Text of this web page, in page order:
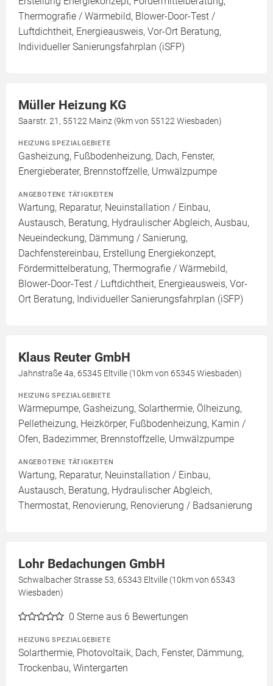
Thermografie / Wärmebild, Blower-Door-Test /
Luftdichtheit, Energieausweis, Vor-Ort Beratung,
Individueller Sanierungsfahrplan (iSFP)
Müller Heizung KG
Saarstr. 21, 55122 Mainz (9km von 55122 Wiesbaden)
HEIZUNG SPEZIALGEBIETE
Gasheizung, Fußbodenheizung, Dach, Fenster,
Energieberater, Brennstoffzelle, Umwälzpumpe
ANGEBOTENE TÄTIGKEITEN
Wartung, Reparatur, Neuinstallation / Einbau,
Austausch, Beratung, Hydraulischer Abgleich, Ausbau,
Neueindeckung, Dämmung / Sanierung,
Dachfenstereinbau, Erstellung Energiekonzept,
Fördermittelberatung, Thermografie / Wärmebild,
Blower-Door-Test / Luftdichtheit, Energieausweis, Vor-
Ort Beratung, Individueller Sanierungsfahrplan (iSFP)
Klaus Reuter GmbH
Jahnstraße 4a, 65345 Eltville (10km von 65345 Wiesbaden)
HEIZUNG SPEZIALGEBIETE
Wärmepumpe, Gasheizung, Solarthermie, Ölheizung,
Pelletheizung, Heizkörper, Fußbodenheizung, Kamin /
Ofen, Badezimmer, Brennstoffzelle, Umwälzpumpe
ANGEBOTENE TÄTIGKEITEN
Wartung, Reparatur, Neuinstallation / Einbau,
Austausch, Beratung, Hydraulischer Abgleich,
Thermostat, Renovierung, Renovierung / Badsanierung
Lohr Bedachungen GmbH
Schwalbacher Strasse 53, 65343 Eltville (10km von 65343
Wiesbaden)
0 Sterne aus 6 Bewertungen
HEIZUNG SPEZIALGEBIETE
Solarthermie, Photovoltaik, Dach, Fenster, Dämmung,
Trockenbau, Wintergarten